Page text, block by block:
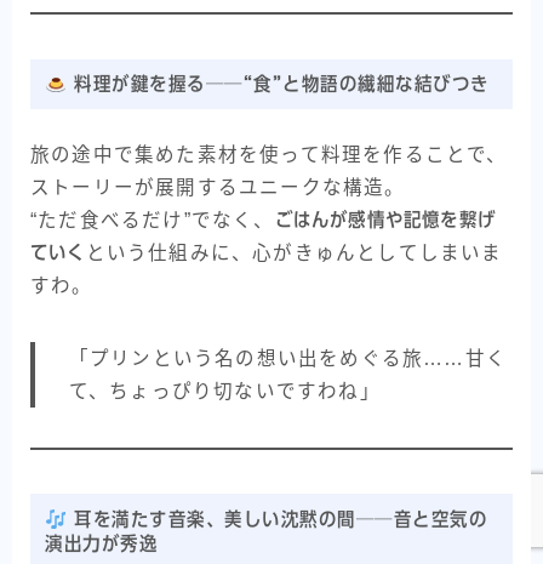
Follow Me
料理が鍵を握る──“食”と物語の繊細な結びつき
旅の途中で集めた素材を使って料理を作ることで、
ストーリーが展開するユニークな構造。
“ただ食べるだけ”でなく、
ごはんが感情や記憶を繋げ
ていく という仕組みに、心がきゅんとしてしまいま
すわ。
「プリンという名の想い出をめぐる旅……甘く
て、ちょっぴり切ないですわね」
耳を満たす音楽、美しい沈黙の間──音と空気の
演出力が秀逸